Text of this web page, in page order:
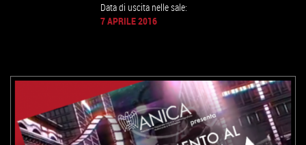
VAI ALLA SCHEDA
Data di uscita nelle sale:
7 APRILE 2016